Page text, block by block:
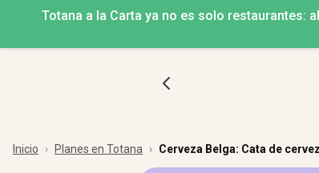
Totana a la Carta ya no es solo restaurantes:
Inicio Planes en Totana Cerveza Belga: Cata de